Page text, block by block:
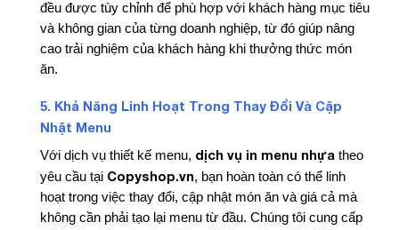
đều được tùy chỉnh để phù hợp với khách hàng mục tiêu
và không gian của từng doanh nghiệp, từ đó giúp nâng
cao trải nghiệm của khách hàng khi thưởng thức món
ăn.
5. Khả Năng Linh Hoạt Trong Thay Đổi Và Cập
Nhật Menu
Với dịch vụ thiết kế menu, dịch vụ in menu nhựa theo
yêu cầu tại Copyshop.vn, bạn hoàn toàn có thể linh
hoạt trong việc thay đổi, cập nhật món ăn và giá cả mà
không cần phải tạo lại menu từ đầu. Chúng tôi cung cấp